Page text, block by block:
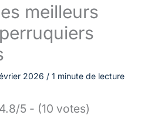
meilleurs
2026 / 1 minute de lecture
4.8/5 - (10 votes)